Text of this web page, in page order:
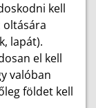
kell
oltására
lapát).
el kell
valóban
földet kell